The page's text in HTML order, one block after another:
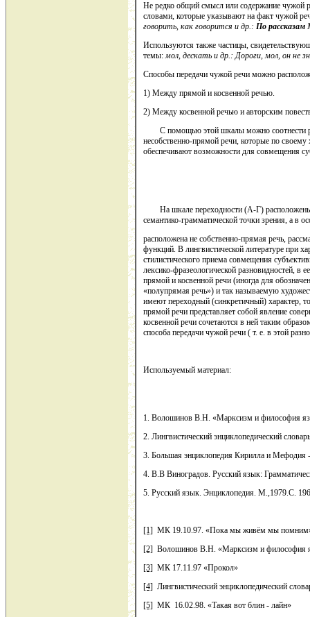
Не редко общий смысл или содержание чужой
словами, которые указывают на факт чужой
говорить, как говорится и др.: По рассказам
Используются также частицы,
темы:мол, дескать и др.: Дороги, мол, он не
Способы передачи чужой речи можно
1) Между прямой и косвенной речью.
2) Между косвенной речью и авторским
С помощью этой шкалы можно соотнести
несобственно-прямой речи, которые по
обеспечивают возможности для совмещения
На шкале переходности (А-Г) расположены
семантико-грамматической точки зрения, а в
расположена не собственно-прямая речь,
функций. В лингвистической литературе при
стилистического приема совмещения
лексико-фразеологической разновидностей, в
прямой и косвенной речи (иногда для
«полупрямая речь») и так называемую
имеют переходный (синкретичный) характер,
прямой речи представляет собой явление
косвенной речи сочетаются в ней таким
способа передачи чужой речи ( т. е. в этой
Используемый материал:
1. Волошинов В.Н. «Марксизм и философия
2. Лингвистический энциклопедический
3. Большая энциклопедия Кирилла и Мефодия
4. В.В Виноградов. Русский язык:
5. Русский язык. Энциклопедия. М.,1979.С. 196
[1] МК 19.10.97. «Пока мы живём мы
[2] Волошинов В.Н. «Марксизм и философия
[3] МК 17.11.97 «Прокол»
[4] Лингвистический энциклопедический
[5] МК 16.02.98. «Такая вот блин - лайн»